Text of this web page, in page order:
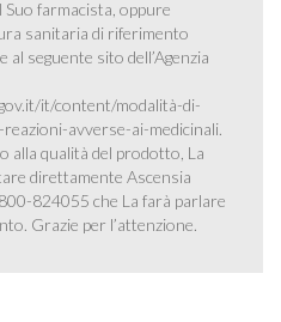
Suo farmacista, oppure
sanitaria di riferimento
seguente sito dell’Agenzia
it/content/modalità-di-
avverse-ai-medicinali.
alla qualità del prodotto, La
direttamente Ascensia
824055 che La farà parlare
Grazie per l’attenzione.